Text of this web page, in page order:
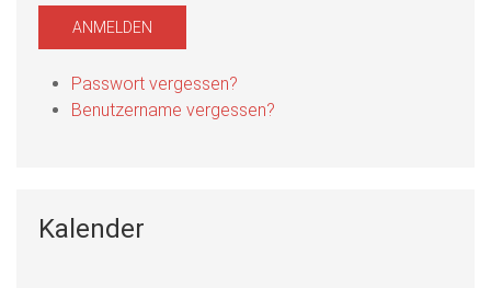
ANMELDEN
Passwort vergessen?
Benutzername vergessen?
Kalender